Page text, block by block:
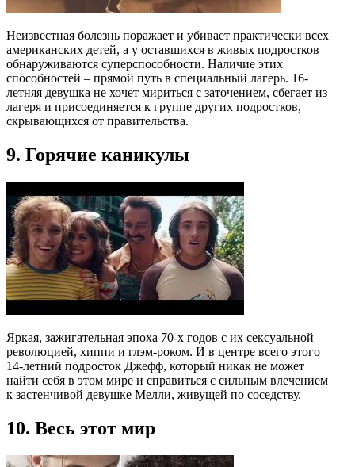
Неизвестная болезнь поражает и убивает практически всех
американских детей, а у оставшихся в живых подростков
обнаруживаются суперспособности. Наличие этих
способностей – прямой путь в специальный лагерь. 16-
летняя девушка не хочет мириться с заточением, сбегает из
лагеря и присоединяется к группе других подростков,
скрывающихся от правительства.
9. Горячие каникулы
Яркая, зажигательная эпоха 70-х годов с их сексуальной
революцией, хиппи и глэм-роком. И в центре всего этого
14-летний подросток Джефф, который никак не может
найти себя в этом мире и справиться с сильным влечением
к застенчивой девушке Мелли, живущей по соседству.
10. Весь этот мир